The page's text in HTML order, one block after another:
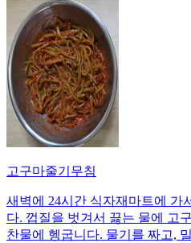
고구마줄기무침
새벽에 24시간 식자재마트에 가
다. 껍질을 벗겨서 끓는 물에 고
찬물에 헹굽니다. 물기를 짜고,